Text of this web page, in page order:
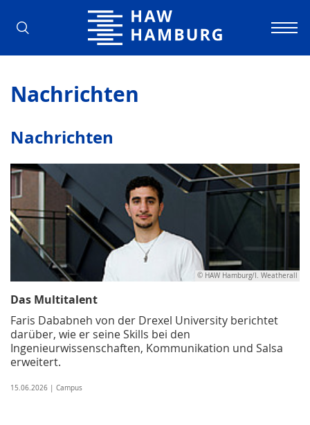
Hochschule für Angewandte
Nachrichten
Nachrichten
© HAW Hamburg/I. Weatherall
Das Multitalent
Faris Dababneh von der Drexel University berichtet
darüber, wie er seine Skills bei den
Ingenieurwissenschaften, Kommunikation und Salsa
erweitert.
15.06.2026 | Campus